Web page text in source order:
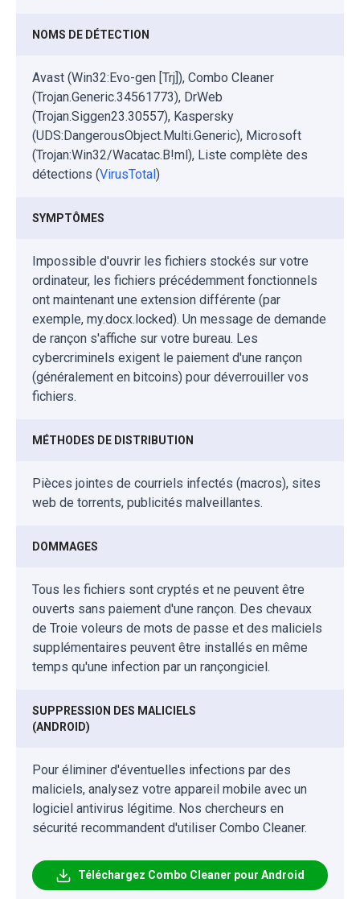
NOMS DE DÉTECTION
Avast (Win32:Evo-gen [Trj]), Combo Cleaner
(Trojan.Generic.34561773), DrWeb
(Trojan.Siggen23.30557), Kaspersky
(UDS:DangerousObject.Multi.Generic), Microsoft
(Trojan:Win32/Wacatac.B!ml), Liste complète des
détections (VirusTotal )
SYMPTÔMES
Impossible d'ouvrir les fichiers stockés sur votre
ordinateur, les fichiers précédemment fonctionnels
ont maintenant une extension différente (par
exemple, my.docx.locked). Un message de demande
de rançon s'affiche sur votre bureau. Les
cybercriminels exigent le paiement d'une rançon
(généralement en bitcoins) pour déverrouiller vos
fichiers.
MÉTHODES DE DISTRIBUTION
Pièces jointes de courriels infectés (macros), sites
web de torrents, publicités malveillantes.
DOMMAGES
Tous les fichiers sont cryptés et ne peuvent être
ouverts sans paiement d'une rançon. Des chevaux
de Troie voleurs de mots de passe et des maliciels
supplémentaires peuvent être installés en même
temps qu'une infection par un rançongiciel.
SUPPRESSION DES MALICIELS
(ANDROID)
Pour éliminer d'éventuelles infections par des
maliciels, analysez votre appareil mobile avec un
logiciel antivirus légitime. Nos chercheurs en
sécurité recommandent d'utiliser Combo Cleaner.
Téléchargez Combo Cleaner pour Android